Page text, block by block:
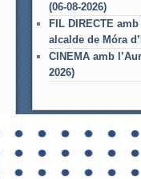
(06-08-2026)
FIL DIRECTE
alcalde de Móra
CINEMA amb
2026)